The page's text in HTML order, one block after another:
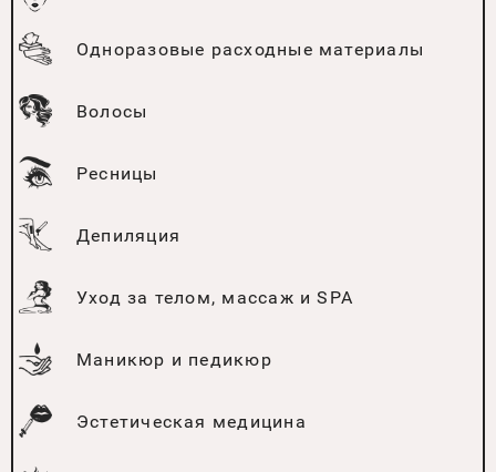
Одноразовые расходные материалы
Волосы
Ресницы
Депиляция
Уход за телом, массаж и SPA
Маникюр и педикюр
Эстетическая медицина